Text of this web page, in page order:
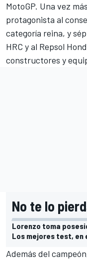
MotoGP. Una vez
protagonista al
categoría reina, y
HRC y al Repsol
constructores y
No te lo
Lorenzo toma
Los mejores test, en
Además del